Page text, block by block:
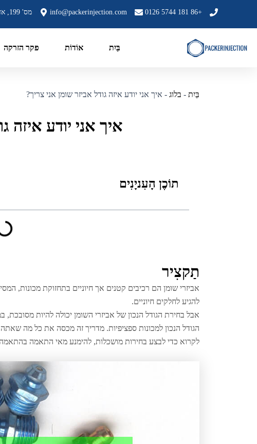
+86 181 5744 0126
info@packerinjection.com מס' 199, אזור התעשייה Zonghan, Ningbo, סין.
בַּיִת אוֹדוֹת פקר הזרקה
בַּיִת - בלוג - איך אני יודע איזה גודל אביזר שומן אני צריך?
איך אני יודע איזה
תוֹכֶן הָעִניָנִים
תַקצִיר
אביזרי שומן הם רכיבים קטנים אך חיוניים בתחזוקת מכונות,
להגיע לחלקים חיוניים.
הגודל הנכון למכונות ספציפיות. מדריך זה מכסה את כל מה
לקרוא כדי לבצע בחירות מושכלות, להימנע מאי התאמה